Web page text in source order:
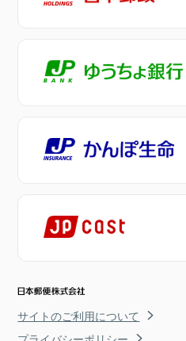
サイトのご利用について